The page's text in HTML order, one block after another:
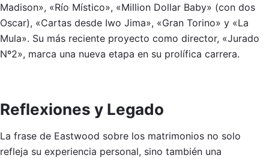
Madison», «Río Místico», «Million Dollar Baby» (con dos
Oscar), «Cartas desde Iwo Jima», «Gran Torino» y «La
Mula». Su más reciente proyecto como director, «Jurado
Nº2», marca una nueva etapa en su prolífica carrera.
Reflexiones y Legado
La frase de Eastwood sobre los matrimonios no solo
refleja su experiencia personal, sino también una